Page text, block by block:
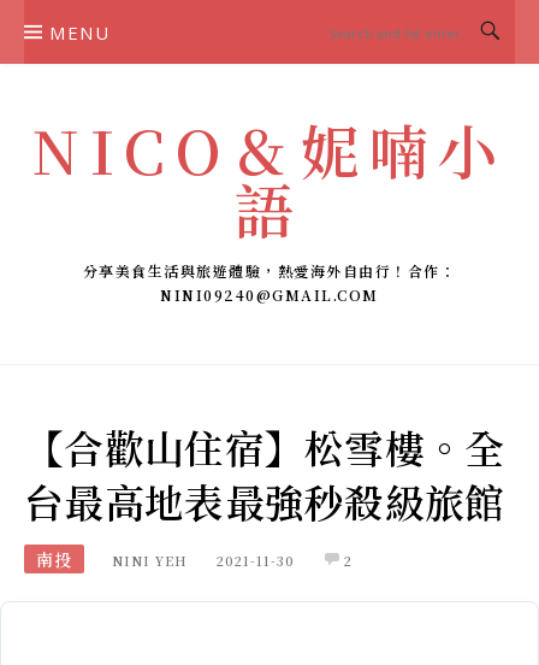
MENU
NICO＆妮喃小
語
分享美食生活與旅遊體驗，熱愛海外自由行！合作：
NINI09240@GMAIL.COM
【合歡山住宿】松雪樓。全
台最高地表最強秒殺級旅館
南投 NINI YEH 2021-11-30 2